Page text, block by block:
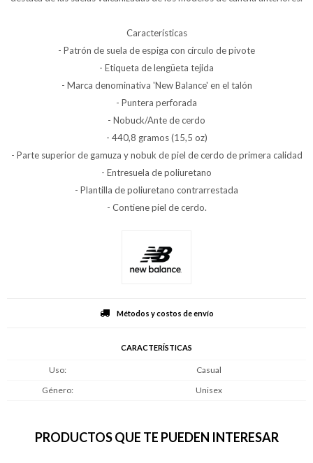
Características
- Patrón de suela de espiga con círculo de pivote
- Etiqueta de lengüeta tejida
- Marca denominativa 'New Balance' en el talón
- Puntera perforada
- Nobuck/Ante de cerdo
- 440,8 gramos (15,5 oz)
- Parte superior de gamuza y nobuk de piel de cerdo de primera calidad
- Entresuela de poliuretano
- Plantilla de poliuretano contrarrestada
- Contiene piel de cerdo.
Métodos y costos de envío
CARACTERÍSTICAS
Uso
Casual
Género
Unisex
PRODUCTOS QUE TE PUEDEN INTERESAR